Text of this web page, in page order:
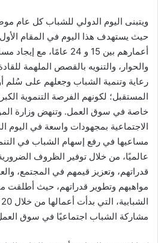
ويتبنى اليوم الدولي للشباب كل عام
حيث يستهدف هذا اليوم في المقام الأول
أعمارهم بين 15 و 24 عامًا،
والحوار، والتنويه بالقصص الملهمة
رعاية وتنمية الشباب وجعلهم على سُلم
المستقبل؛ لكونهم الفرصة التنموية
خاصة في سوق العمل. وتنهض وزارة
الاجتماعية بمجهودات واسعة في اليوم
مساعيها في رفع إسهام الشباب في
عالميًا، من خلال توفير الظروف
قدراتهم، وتعزيز قيمهم في المجتمع،
مواهبهم وتطوير قدراتهم، حيث أطلقت
مشاركة الشباب اجتماعيًا في سوق